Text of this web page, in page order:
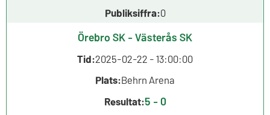
Publiksiffra:0
Örebro SK - Västerås SK
Tid:2025-02-22 - 13:00:00
Plats:Behrn Arena
Resultat:5 - 0